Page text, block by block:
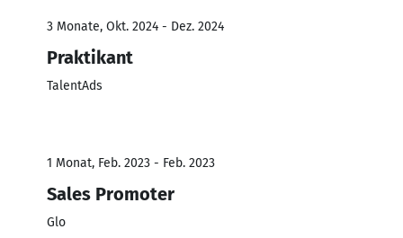
3 Monate, Okt. 2024 - Dez. 2024
Praktikant
TalentAds
1 Monat, Feb. 2023 - Feb. 2023
Sales Promoter
Glo